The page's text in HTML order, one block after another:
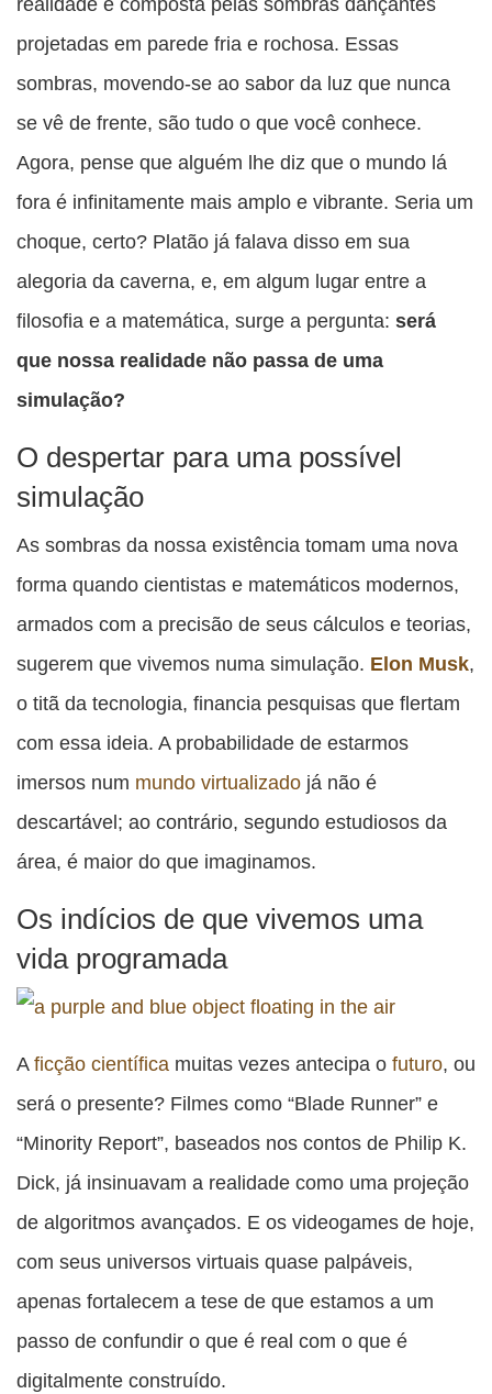
projetadas em parede fria e rochosa. Essas
sombras, movendo-se ao sabor da luz que nunca
se vê de frente, são tudo o que você conhece.
Agora, pense que alguém lhe diz que o mundo lá
fora é infinitamente mais amplo e vibrante. Seria um
choque, certo? Platão já falava disso em sua
alegoria da caverna, e, em algum lugar entre a
filosofia e a matemática, surge a pergunta: será
que nossa realidade não passa de uma
simulação?
O despertar para uma possível
simulação
As sombras da nossa existência tomam uma nova
forma quando cientistas e matemáticos modernos,
armados com a precisão de seus cálculos e teorias,
sugerem que vivemos numa simulação. Elon Musk,
o titã da tecnologia, financia pesquisas que flertam
com essa ideia. A probabilidade de estarmos
imersos num mundo virtualizado já não é
descartável; ao contrário, segundo estudiosos da
área, é maior do que imaginamos.
Os indícios de que vivemos uma
vida programada
Aficção científica muitas vezes antecipa o futuro, ou
será o presente? Filmes como “Blade Runner” e
“Minority Report”, baseados nos contos de Philip K.
Dick, já insinuavam a realidade como uma projeção
de algoritmos avançados. E os videogames de hoje,
com seus universos virtuais quase palpáveis,
apenas fortalecem a tese de que estamos a um
passo de confundir o que é real com o que é
digitalmente construído.